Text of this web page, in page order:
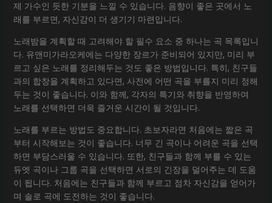
제 가수인 듯한 기분을 느낄 수 있습니다. 음향이 좋은 곳에서 노
래를 부르면, 자신감이 더 생기기 마련입니다.
노래밤을 계획할 때 고려해야 할 필수 요소 중 하나는 곡 목록입니
다. 유앤미가라오케에는 다양한 장르가 준비되어 있지만, 미리 부
르고 싶은 노래를 정리해두는 것도 좋은 방법입니다. 특히, 친구들
과의 합창을 계획하고 있다면, 사전에 어떤 곡을 부를지 미리 정해
두는 것이 좋습니다. 이와 함께, 각자의 특기와 취향을 반영하여
노래를 선택하면 더욱 즐거운 시간이 될 것입니다.
노래를 부르는 방법도 중요합니다. 초보자라면 처음에는 짧은 곡
부터 시작해보는 것이 좋습니다. 너무 긴 곡이나 어려운 곡을 선택
하면 부담스러울 수 있습니다. 또한, 친구들과 함께 부를 수 있는
듀엣 곡이나 그룹 곡을 선택하면 서로의 긴장을 덜어주는 데 도움
이 됩니다. 처음에는 친구들과 함께 부르고 점차 자신감을 얻어가
며 솔로 곡에 도전하는 것이 좋습니다.